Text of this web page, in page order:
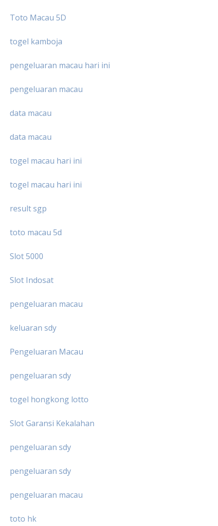
Toto Macau 5D
togel kamboja
pengeluaran macau hari ini
pengeluaran macau
data macau
data macau
togel macau hari ini
togel macau hari ini
result sgp
toto macau 5d
Slot 5000
Slot Indosat
pengeluaran macau
keluaran sdy
Pengeluaran Macau
pengeluaran sdy
togel hongkong lotto
Slot Garansi Kekalahan
pengeluaran sdy
pengeluaran sdy
pengeluaran macau
toto hk